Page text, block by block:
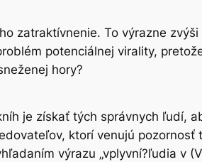
zatraktívnenie. To výrazne
potenciálnej virality,
hory?
je získať tých správnych ľudí,
ktorí venujú
výrazu „vplyvní?ľudia v